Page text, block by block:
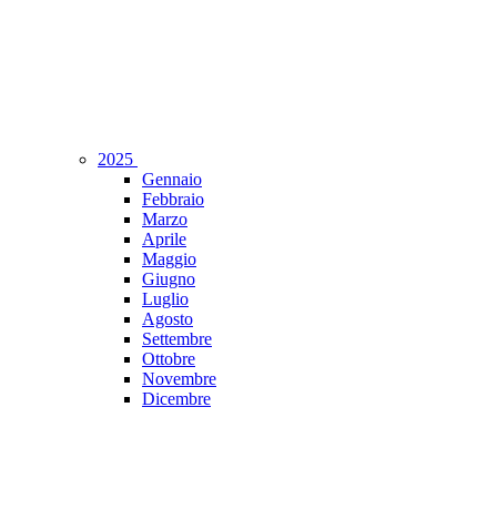
2025
Gennaio
Febbraio
Marzo
Aprile
Maggio
Giugno
Luglio
Agosto
Settembre
Ottobre
Novembre
Dicembre